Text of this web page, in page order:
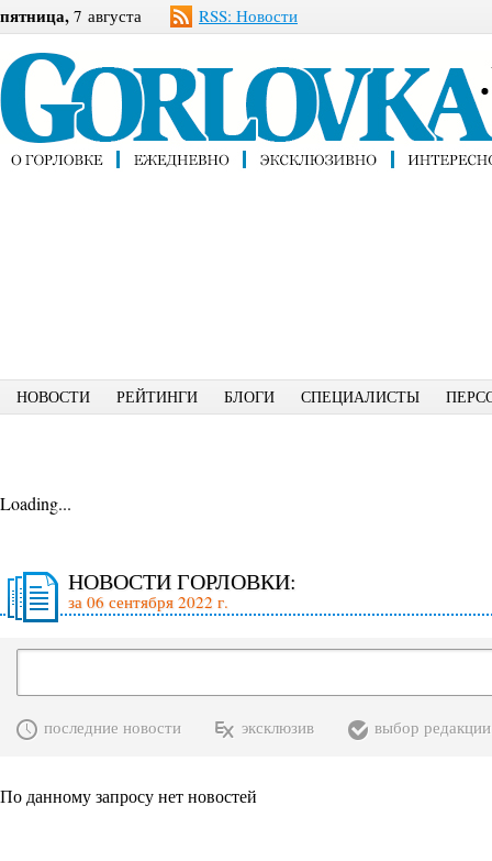
пятница, 7 августа RSS: Новости
НОВОСТИ РЕЙТИНГИ БЛОГИ СПЕЦИАЛИСТЫ
Loading...
НОВОСТИ ГОРЛОВКИ:
за 06 сентября 2022 г.
последние новости эксклюзив выбор редакции
По данному запросу нет новостей